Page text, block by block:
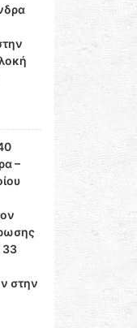
–
33
στην